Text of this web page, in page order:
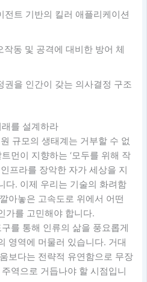
전트 기반의 킬러 애플리케이션
동 및 공격에 대비한 방어 체
권을 인간이 갖는 의사결정 구조
를 설계하라
규모의 생태계는 거부할 수 없
먼이 지향하는 ‘모두를 위해 작
프라를 장악한 자가 세상을 지
다. 이제 우리는 기술의 화려함
아놓은 고속도로 위에서 어떤
가를 고민해야 합니다.
를 통해 인류의 삶을 풍요롭게
영역에 머물러 있습니다. 거대
보다는 전략적 유연함으로 무장
역으로 거듭나야 할 시점입니